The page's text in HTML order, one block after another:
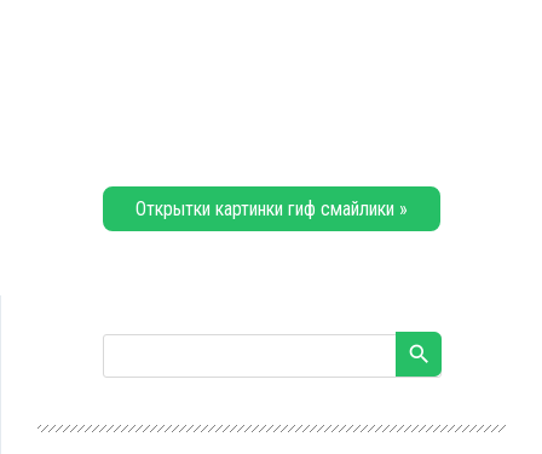
Открытки картинки гиф смайлики »